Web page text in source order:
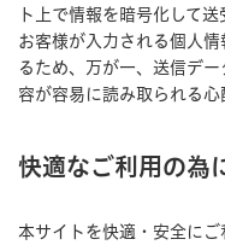
ト上で情報を暗号化して
お客様が入力される個人
るため、万が一、送信デ
容が容易に読み取られる心
快適なご利用の為
本サイトを快適・安全に